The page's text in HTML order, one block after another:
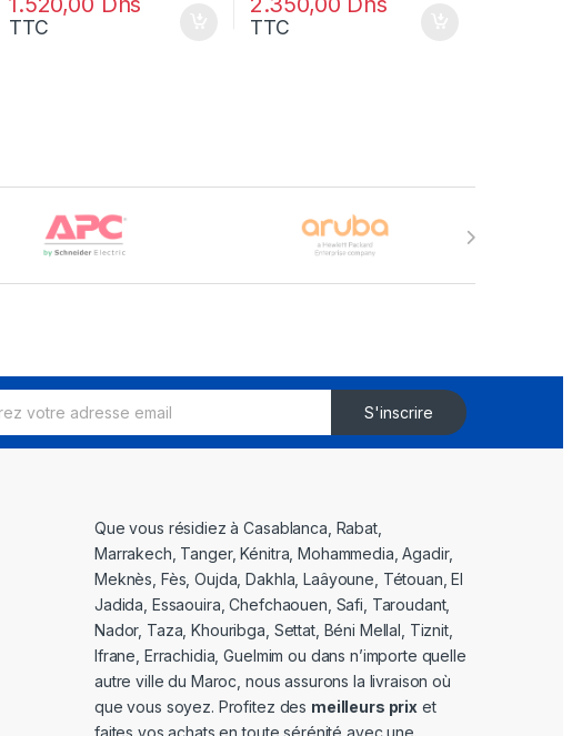
TTC TTC
S'inscrire
Que vous résidiez à Casablanca, Rabat,
Marrakech, Tanger, Kénitra, Mohammedia, Agadir,
Meknès, Fès, Oujda, Dakhla, Laâyoune, Tétouan, El
Jadida, Essaouira, Chefchaouen, Safi, Taroudant,
Nador, Taza, Khouribga, Settat, Béni Mellal, Tiznit,
Ifrane, Errachidia, Guelmim ou dans n’importe quelle
autre ville du Maroc, nous assurons la livraison où
que vous soyez. Profitez des meilleurs prix et
faites vos achats en toute sérénité avec une